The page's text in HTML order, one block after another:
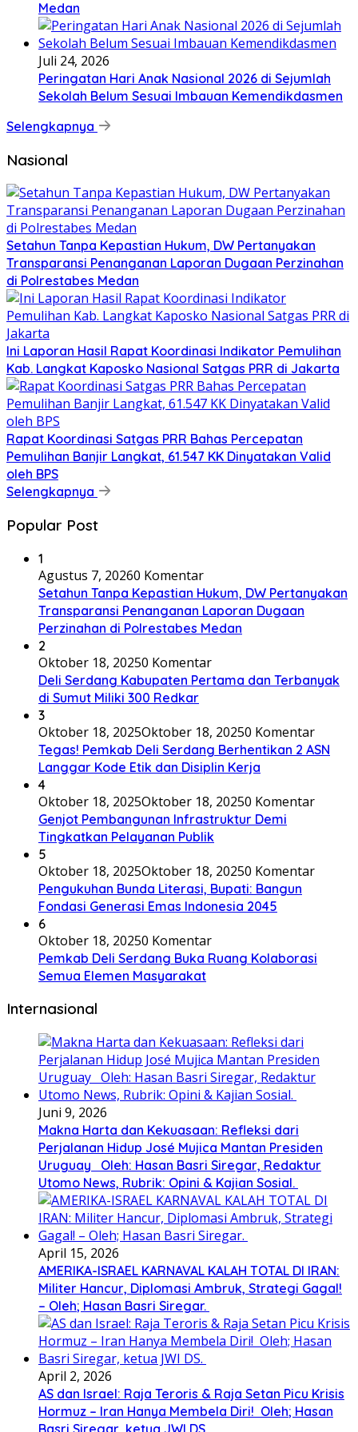
Medan
Juli 24, 2026
Peringatan Hari Anak Nasional 2026 di Sejumlah
Sekolah Belum Sesuai Imbauan Kemendikdasmen
Selengkapnya
Nasional
Setahun Tanpa Kepastian Hukum, DW Pertanyakan
Transparansi Penanganan Laporan Dugaan Perzinahan
di Polrestabes Medan
Ini Laporan Hasil Rapat Koordinasi Indikator Pemulihan
Kab. Langkat Kaposko Nasional Satgas PRR di Jakarta
Rapat Koordinasi Satgas PRR Bahas Percepatan
Pemulihan Banjir Langkat, 61.547 KK Dinyatakan Valid
oleh BPS
Selengkapnya
Popular Post
1
Agustus 7, 20260 Komentar
Setahun Tanpa Kepastian Hukum, DW Pertanyakan
Transparansi Penanganan Laporan Dugaan
Perzinahan di Polrestabes Medan
2
Oktober 18, 20250 Komentar
Deli Serdang Kabupaten Pertama dan Terbanyak
di Sumut Miliki 300 Redkar
3
Oktober 18, 2025Oktober 18, 20250 Komentar
Tegas! Pemkab Deli Serdang Berhentikan 2 ASN
Langgar Kode Etik dan Disiplin Kerja
4
Oktober 18, 2025Oktober 18, 20250 Komentar
Genjot Pembangunan Infrastruktur Demi
Tingkatkan Pelayanan Publik
5
Oktober 18, 2025Oktober 18, 20250 Komentar
Pengukuhan Bunda Literasi, Bupati: Bangun
Fondasi Generasi Emas Indonesia 2045
6
Oktober 18, 20250 Komentar
Pemkab Deli Serdang Buka Ruang Kolaborasi
Semua Elemen Masyarakat
Internasional
Juni 9, 2026
Makna Harta dan Kekuasaan: Refleksi dari
Perjalanan Hidup José Mujica Mantan Presiden
Uruguay Oleh: Hasan Basri Siregar, Redaktur
Utomo News, Rubrik: Opini & Kajian Sosial.
April 15, 2026
AMERIKA-ISRAEL KARNAVAL KALAH TOTAL DI IRAN:
Militer Hancur, Diplomasi Ambruk, Strategi Gagal!
– Oleh; Hasan Basri Siregar.
April 2, 2026
AS dan Israel: Raja Teroris & Raja Setan Picu Krisis
Hormuz – Iran Hanya Membela Diri! Oleh; Hasan